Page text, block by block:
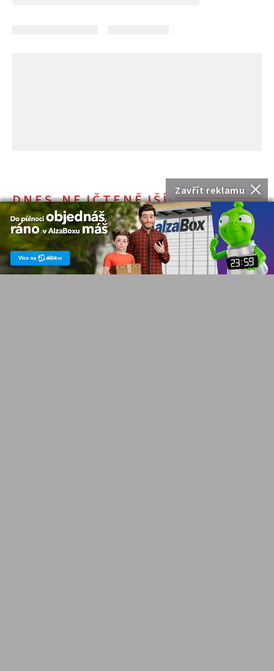
Zavřít reklamu
DNES NEJČTENĚJŠÍ
Elektrické stoly, ergonomické
židle i držáky monitorů nyní
pořídíte levněji díky akci